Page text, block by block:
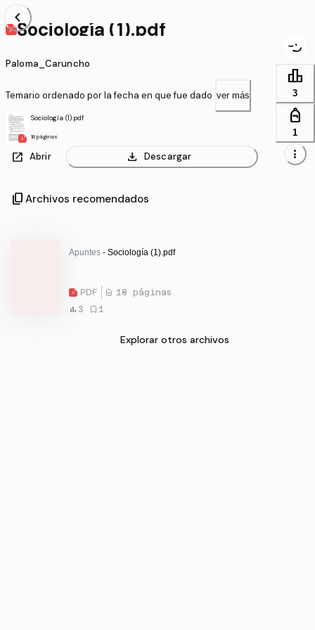
chevron_left
Sociología (1).pdf
Paloma_Caruncho
Temario ordenado por la fecha en que fue dado ver más
Sociología (1).pdf
18 páginas
open_in_new Abrir download Descargar
leaderboard
3
personal_bag
1
more_vert
content_copy Archivos recomendados
Apuntes - Sociología (1).pdf
PDF
18 páginas
3
1
Explorar otros archivos